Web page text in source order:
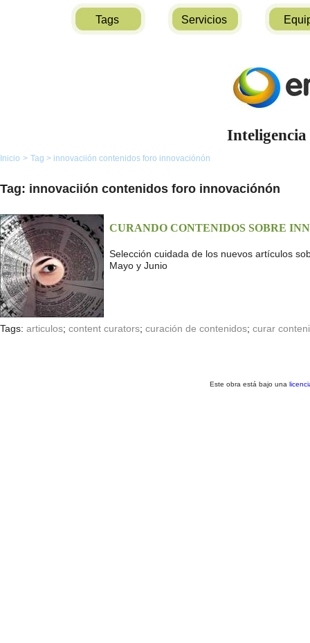
Tags Servicios
Inicio > Tag > innovaciión contenidos foro innovaciónón
Tag: innovaciión contenidos foro innovaciónón
CURANDO CONTENIDOS SOBRE
Selección cuidada de los nuevos artículos
Mayo y Junio
Tags: articulos; content curators; curación de contenidos; curar
Este obra está bajo una